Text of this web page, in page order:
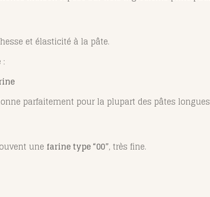
et élasticité à la pâte.
:
parfaitement pour la plupart des pâtes
une farine type “00”, très fine.